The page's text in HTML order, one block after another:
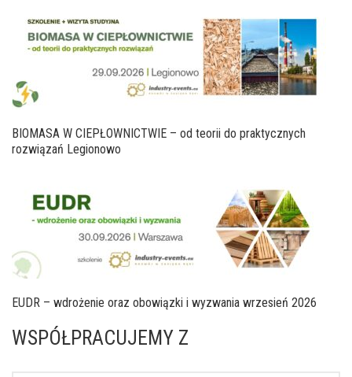
BIOMASA W CIEPŁOWNICTWIE – od teorii do praktycznych
rozwiązań Legionowo
EUDR – wdrożenie oraz obowiązki i wyzwania wrzesień 2026
WSPÓŁPRACUJEMY Z